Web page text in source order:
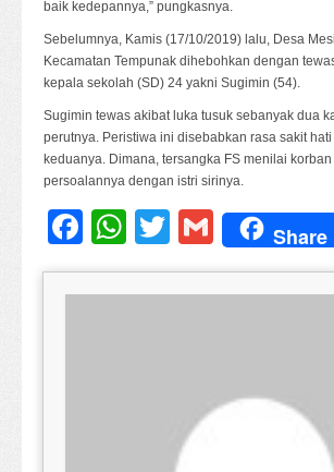
baik kedepannya,” pungkasnya.
Sebelumnya, Kamis (17/10/2019) lalu, Desa
Kecamatan Tempunak dihebohkan dengan
kepala sekolah (SD) 24 yakni Sugimin (54).
Sugimin tewas akibat luka tusuk sebanyak dua
perutnya. Peristiwa ini disebabkan rasa sakit
keduanya. Dimana, tersangka FS menilai
persoalannya dengan istri sirinya.
Facebook
WhatsApp
TwitterGmail
Share